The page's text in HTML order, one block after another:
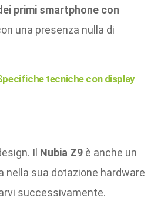
primi smartphone con
una presenza nulla di
tecniche con display
Il Nubia Z9 è anche un
nella sua dotazione hardware
successivamente.